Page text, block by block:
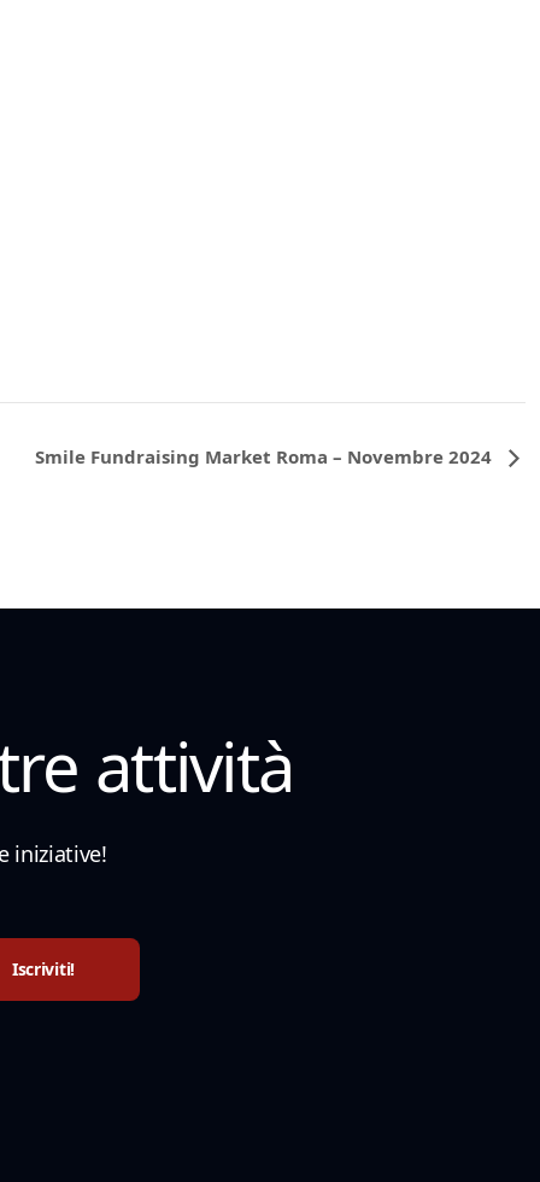
Smile Fundraising Market Roma – Novembre 2024
attività
iniziative!